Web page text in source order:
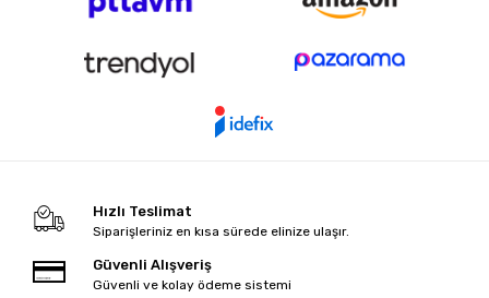
Hızlı Teslimat
Siparişleriniz en kısa sürede elinize ulaşır.
Güvenli Alışveriş
Güvenli ve kolay ödeme sistemi